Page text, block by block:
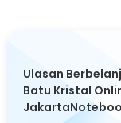
Ulasan
Batu Kristal